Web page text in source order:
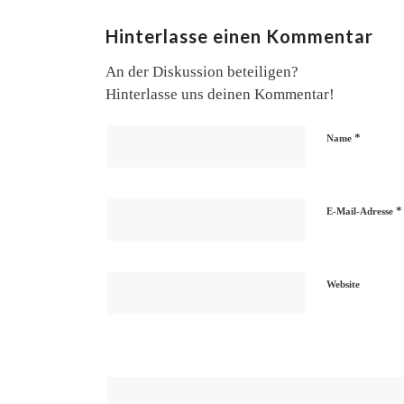
Hinterlasse einen Kommentar
An der Diskussion beteiligen?
Hinterlasse uns deinen Kommentar!
Name*
E-Mail-Adresse*
Website